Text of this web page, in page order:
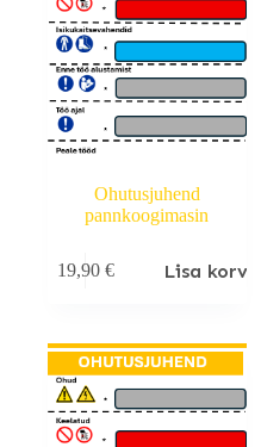
Ohutusjuhend
pannkoogimasin
19,90 € Lisa korvi